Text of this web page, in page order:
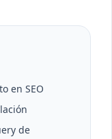
en SEO
de